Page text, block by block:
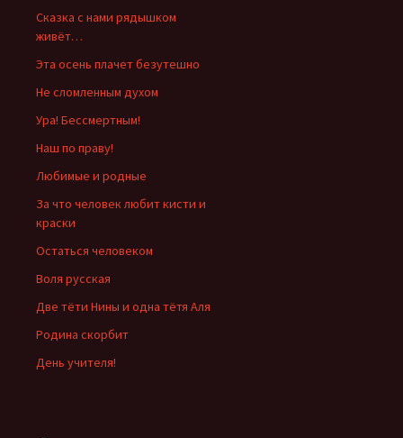
Сказка с нами рядышком
живёт…
Эта осень плачет безутешно
Не сломленным духом
Ура! Бессмертным!
Наш по праву!
Любимые и родные
За что человек любит кисти и
краски
Остаться человеком
Воля русская
Две тёти Нины и одна тётя Аля
Родина скорбит
День учителя!